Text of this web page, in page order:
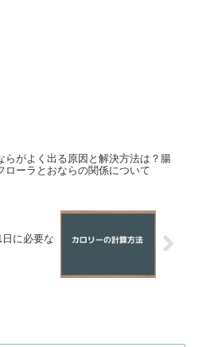
らがよく出る原因と解決方法は？腸
ローラとおならの関係について
に必要な